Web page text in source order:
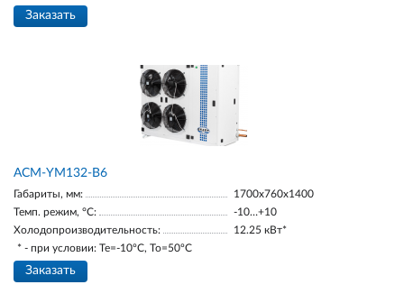
Заказать
АСМ-YM132-В6
Габариты, мм:
1700х760х1400
Темп. режим, °С:
-10…+10
Холодопроизводительность:
12.25 кВт*
* - при условии: Te=-10ºC, To=50ºC
Заказать